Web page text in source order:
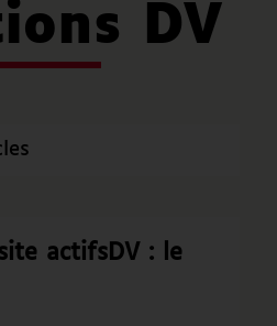
DV
actifsDV : le